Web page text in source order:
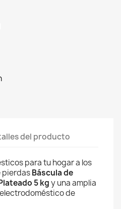
del producto
para tu hogar a los
pierdasBáscula de
5 kgy una amplia
de